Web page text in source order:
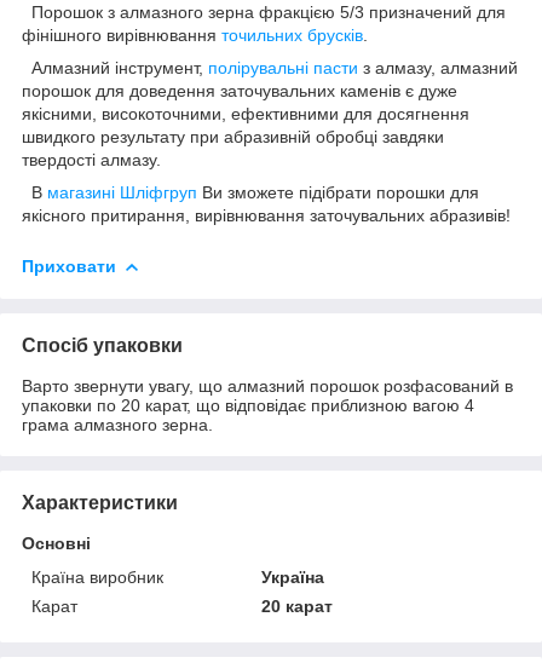
Порошок з алмазного зерна фракцією 5/3 призначений для
фінішного вирівнювання точильних брусків
Алмазний інструмент, полірувальні пасти з алмазу, алмазний
порошок для доведення заточувальних каменів є дуже
якісними, високоточними, ефективними для досягнення
швидкого результату при абразивній обробці завдяки
твердості алмазу.
В магазині Шліфгруп Ви зможете підібрати порошки для
якісного притирання, вирівнювання заточувальних абразивів!
Приховати
Спосіб упаковки
Варто звернути увагу, що алмазний порошок розфасований в
упаковки по 20 карат, що відповідає приблизною вагою 4
грама алмазного зерна.
Характеристики
Основні
Країна виробник
Україна
Карат
20 карат